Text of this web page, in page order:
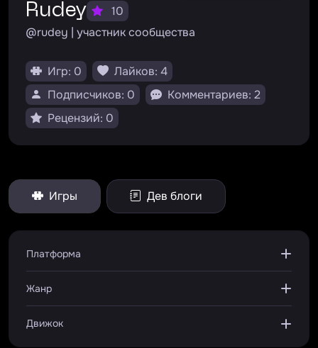
Rudey
10
@rudey | участник сообщества
Игр: 0
Лайков: 4
Подписчиков: 0
Комментариев: 2
Рецензий: 0
Игры Дев блоги
Платформа
Жанр
Движок